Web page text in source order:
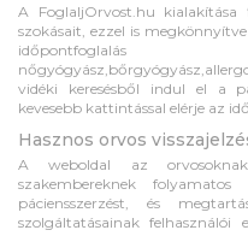
A FoglaljOrvost.hu kialakítása
szokásait, ezzel is
vidéki keresésből indul el a
kevesebb kattintással elérje az
Hasznos orvos
A weboldal az
szakembereknek
páciensszerzést, és
szolgáltatásainak felhasználói